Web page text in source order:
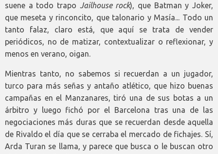
suene a todo trapo
Jailhouse rock), que Batman y Joker,
que meseta y rinconcito, que talonario y Masía... Todo un
tanto falaz, claro está, que aquí se trata de vender
periódicos, no de matizar, contextualizar o reflexionar, y
menos en verano, oigan.
Mientras tanto, no sabemos si recuerdan a un jugador,
turco para más señas y antaño atlético, que hizo buenas
campañas en el Manzanares, tiró una de sus botas a un
árbitro y luego fichó por el Barcelona tras una de las
negociaciones más duras que se recuerdan desde aquella
de Rivaldo el día que se cerraba el mercado de fichajes. Sí,
Arda Turan se llama, y parece que busca o le buscan otro